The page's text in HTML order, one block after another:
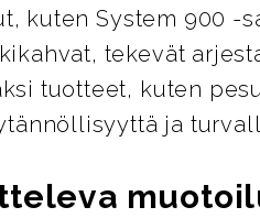
kuten System 900 -
tekevät
tuotteet, kuten
ja